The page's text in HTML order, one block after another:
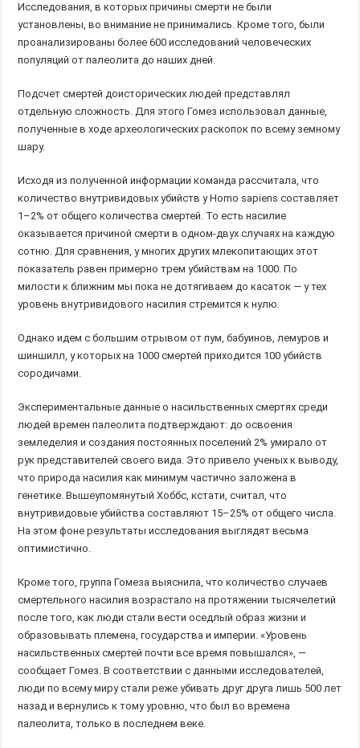
Исследования, в которых причины смерти не были
установлены, во внимание не принимались. Кроме того, были
проанализированы более 600 исследований человеческих
популяций от палеолита до наших дней.
Подсчет смертей доисторических людей представлял
отдельную сложность. Для этого Гомез использовал данные,
полученные в ходе археологических раскопок по всему земному
шару.
Исходя из полученной информации команда рассчитала, что
количество внутривидовых убийств у Homo sapiens составляет
1–2% от общего количества смертей. То есть насилие
оказывается причиной смерти в одном-двух случаях на каждую
сотню. Для сравнения, у многих других млекопитающих этот
показатель равен примерно трем убийствам на 1000. По
милости к ближним мы пока не дотягиваем до касаток — у тех
уровень внутривидового насилия стремится к нулю.
Однако идем с большим отрывом от пум, бабуинов, лемуров и
шиншилл, у которых на 1000 смертей приходится 100 убийств
сородичами.
Экспериментальные данные о насильственных смертях среди
людей времен палеолита подтверждают: до освоения
земледелия и создания постоянных поселений 2% умирало от
рук представителей своего вида. Это привело ученых к выводу,
что природа насилия как минимум частично заложена в
генетике. Вышеупомянутый Хоббс, кстати, считал, что
внутривидовые убийства составляют 15–25% от общего числа.
На этом фоне результаты исследования выглядят весьма
оптимистично.
Кроме того, группа Гомеза выяснила, что количество случаев
смертельного насилия возрастало на протяжении тысячелетий
после того, как люди стали вести оседлый образ жизни и
образовывать племена, государства и империи. «Уровень
насильственных смертей почти все время повышался», —
сообщает Гомез. В соответствии с данными исследователей,
люди по всему миру стали реже убивать друг друга лишь 500 лет
назад и вернулись к тому уровню, что был во времена
палеолита, только в последнем веке.